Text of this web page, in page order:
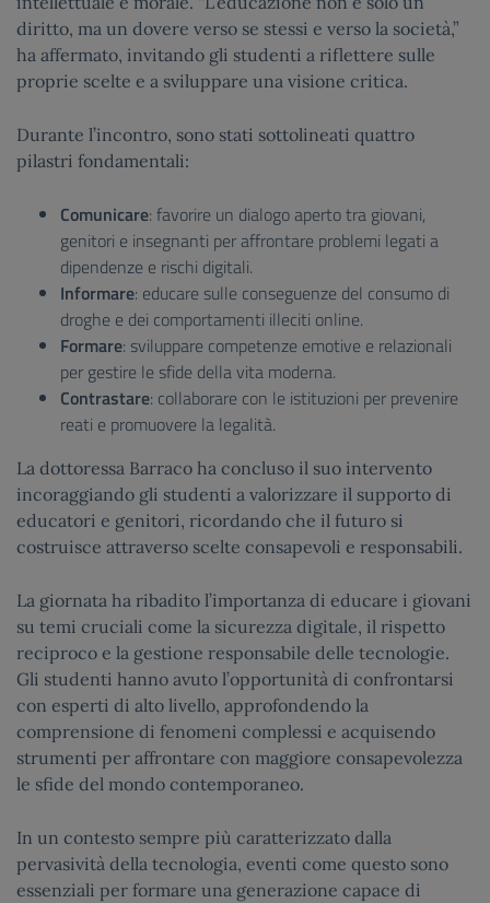
diritto, ma un dovere verso se stessi e verso la società,”
ha affermato, invitando gli studenti a riflettere sulle
proprie scelte e a sviluppare una visione critica.
Durante l’incontro, sono stati sottolineati quattro
pilastri fondamentali:
Comunicare: favorire un dialogo aperto tra giovani,
genitori e insegnanti per affrontare problemi legati a
dipendenze e rischi digitali.
Informare: educare sulle conseguenze del consumo di
droghe e dei comportamenti illeciti online.
Formare: sviluppare competenze emotive e relazionali
per gestire le sfide della vita moderna.
Contrastare: collaborare con le istituzioni per prevenire
reati e promuovere la legalità.
La dottoressa Barraco ha concluso il suo intervento
incoraggiando gli studenti a valorizzare il supporto di
educatori e genitori, ricordando che il futuro si
costruisce attraverso scelte consapevoli e responsabili.
La giornata ha ribadito l’importanza di educare i giovani
su temi cruciali come la sicurezza digitale, il rispetto
reciproco e la gestione responsabile delle tecnologie.
Gli studenti hanno avuto l’opportunità di confrontarsi
con esperti di alto livello, approfondendo la
comprensione di fenomeni complessi e acquisendo
strumenti per affrontare con maggiore consapevolezza
le sfide del mondo contemporaneo.
In un contesto sempre più caratterizzato dalla
pervasività della tecnologia, eventi come questo sono
essenziali per formare una generazione capace di